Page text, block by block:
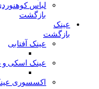
لباس
بازگشت
عینک
بازگشت
عینک آفتابی
عینک اسکی و
اکسسوری